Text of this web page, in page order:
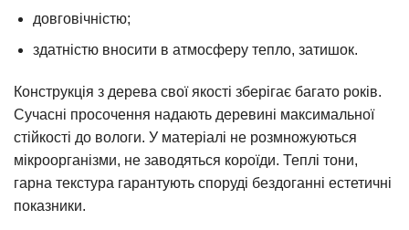
довговічністю;
здатністю вносити в атмосферу тепло, затишок.
Конструкція з дерева свої якості зберігає багато років.
Сучасні просочення надають деревині максимальної
стійкості до вологи. У матеріалі не розмножуються
мікроорганізми, не заводяться короїди. Теплі тони,
гарна текстура гарантують споруді бездоганні естетичні
показники.